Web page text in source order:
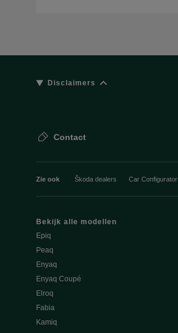
Disclaimers
Contact
Zie ook Škoda dealers Car Configurator
Bekijk alle modellen
Epiq
Peaq
Enyaq
Enyaq Coupé
Elroq
Fabia
Kamiq